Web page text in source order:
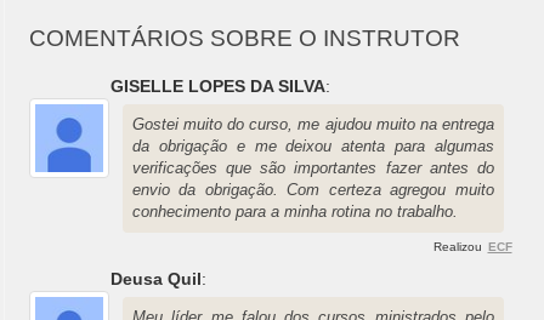
COMENTÁRIOS SOBRE O INSTRUTOR
GISELLE LOPES DA SILVA:
Gostei muito do curso, me ajudou muito na entrega
da obrigação e me deixou atenta para algumas
verificações que são importantes fazer antes do
envio da obrigação. Com certeza agregou muito
conhecimento para a minha rotina no trabalho.
Realizou ECF
Deusa Quil: